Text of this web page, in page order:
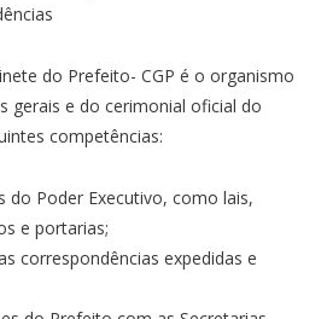
do Prefeito- CGP é o organismo
gerais e do cerimonial oficial do
competências:
do Poder Executivo, como lais,
e portarias;
correspondências expedidas e